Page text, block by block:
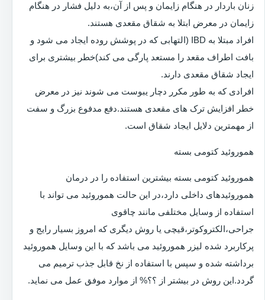
زنان باردار در هنگام زایمان و پس از آن،به دلیل فشار در هنگام
زایمان در معرض ابتلا به شقاق مقعدی هستند.
افراد مبتلا به IBD (التهابی که در پوشش روده ایجاد می شود و
بافت اطراف مقعد را مستعد پارگی می کند)خطر بیشتری برای
ایجاد شقاق مقعدی دارند.
افرادی که به طور مکرر دچار یبوست می شوند نیز در معرض
خطر افزایش ترک های مقعدی هستند.دفع مدفوع بزرگ و سفت
از مهمترین دلایل ایجاد شقاق است.
هموروئید کتومی بسته
هموروئید کتومی بسته بیشترین استفاده را در درمان
هموروئیدهای داخلی دارد،در این حالت هموروئید می تواند با
استفاده از وسایل مختلفی مانند چاقوی
جراحی،الکتروکوتر،قیچی یا روش دیگری که امروز بسیار رایج و
پرکاربرد شده لیزر هموروئید می باشد که با این وسایل هموروئید
برداشته شده و سپس با استفاده از نخ قابل جذب ترمیم می
گردد.این روش در بیشتر از ؟؟% از موارد موفق عمل می نماید.